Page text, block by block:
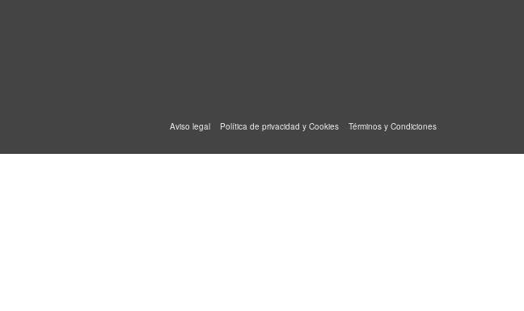
Aviso legal Política de privacidad y Cookies Términos y Condiciones